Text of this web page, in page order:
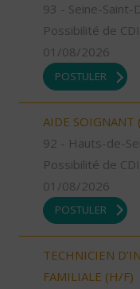
93 - Seine-Saint-
Possibilité de
01/08/2026
POSTULER
AIDE SOIGNANT
92 - Hauts-de-
Possibilité de
01/08/2026
POSTULER
TECHNICIEN
FAMILIALE (H/F)